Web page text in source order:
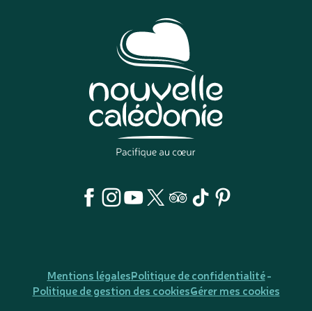
Mentions légalesPolitique de confidentialité
Politique de gestion des cookiesGérer mes cookies